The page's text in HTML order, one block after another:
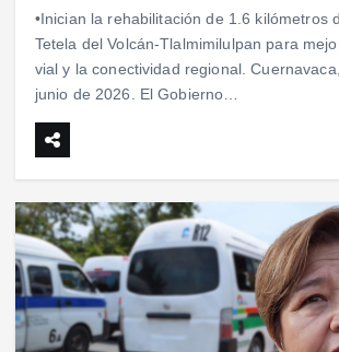
•Inician la rehabilitación de 1.6 kilómetros
Tetela del Volcán-Tlalmimilulpan para
vial y la conectividad regional.
junio de 2026. El Gobierno…